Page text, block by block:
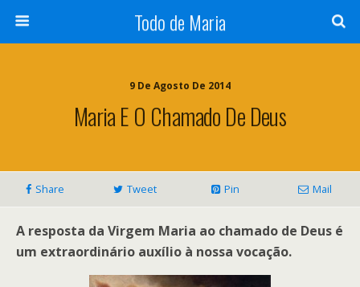
Todo de Maria
9 De Agosto De 2014
Maria E O Chamado De Deus
Share Tweet Pin Mail
A resposta da Virgem Maria ao chamado de Deus é
um extraordinário auxílio à nossa vocação.